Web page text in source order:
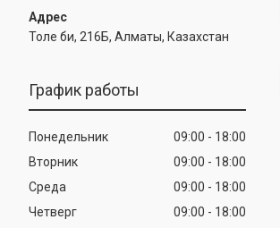
Толе би, 216Б, Алматы, Казахстан
График работы
Понедельник 09:00
18:00
Вторник
09:00
18:00
Среда
09:00
18:00
Четверг
09:00
18:00